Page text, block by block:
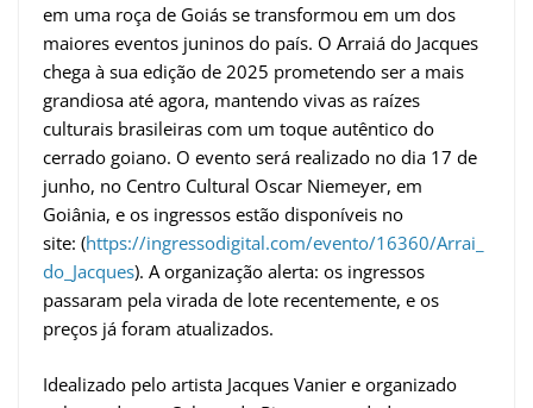
em uma roça de Goiás se transformou em um dos
maiores eventos juninos do país. O Arraiá do Jacques
chega à sua edição de 2025 prometendo ser a mais
grandiosa até agora, mantendo vivas as raízes
culturais brasileiras com um toque autêntico do
cerrado goiano. O evento será realizado no dia 17 de
junho, no Centro Cultural Oscar Niemeyer, em
Goiânia, e os ingressos estão disponíveis no
site: (https://ingressodigital.com/evento/16360/Arrai_
do_Jacques). A organização alerta: os ingressos
passaram pela virada de lote recentemente, e os
preços já foram atualizados.
Idealizado pelo artista Jacques Vanier e organizado